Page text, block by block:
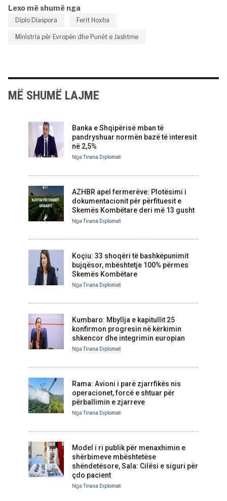
Lexo më shumë nga
Diplo Diaspora Ferit Hoxha
Ministria për Evropën dhe Punët e Jashtme
MË SHUMË LAJME
Banka e Shqipërisë mban të
pandryshuar normën bazë të interesit
në 2,5%
NgaTirana Diplomat
AZHBR apel fermerëve: Plotësimi i
dokumentacionit për përfituesit e
Skemës Kombëtare deri më 13 gusht
NgaTirana Diplomat
Koçiu: 33 shoqëri të bashkëpunimit
bujqësor, mbështetje 100% përmes
Skemës Kombëtare
NgaTirana Diplomat
Kumbaro: Mbyllja e kapitullit 25
konfirmon progresin në kërkimin
shkencor dhe integrimin europian
NgaTirana Diplomat
Rama: Avioni i parë zjarrfikës nis
operacionet, forcë e shtuar për
përballimin e zjarreve
NgaTirana Diplomat
Model i ri publik për menaxhimin e
shërbimeve mbështetëse
shëndetësore, Sala: Cilësi e siguri për
çdo pacient
NgaTirana Diplomat